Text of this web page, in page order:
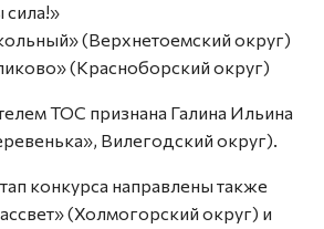
сила!»
(Верхнетоемский округ)
(Красноборский округ)
ТОС признана Галина Ильина
Вилегодский округ).
конкурса направлены также
(Холмогорский округ) и